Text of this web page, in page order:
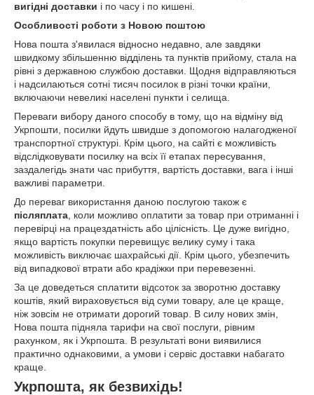
вигідні доставки і по часу і по кишені.
Особливості роботи з Новою поштою
Нова пошта з'явилася відносно недавно, але завдяки
швидкому збільшенню відділень та пунктів прийому, стала на
рівні з державною службою доставки. Щодня відправляються
і надсилаються сотні тисяч посилок в різні точки країни,
включаючи невеликі населені пункти і селища.
Переваги вибору даного способу в тому, що на відміну від
Укрпошти, посилки йдуть швидше з допомогою налагодженої
транспортної структурі. Крім цього, на сайті є можливість
відслідковувати посилку на всіх її етапах пересування,
заздалегідь знати час прибуття, вартість доставки, вага і інші
важливі параметри.
До переваг використання даною послугою також є
післяплата , коли можливо оплатити за товар при отриманні і
перевірці на працездатність або цілісність. Це дуже вигідно,
якщо вартість покупки перевищує велику суму і така
можливість виключає шахрайські дії. Крім цього, убезпечить
від випадкової втрати або крадіжки при перевезенні.
За це доведеться сплатити відсоток за зворотню доставку
коштів, який вираховується від суми товару, але це краще,
ніж зовсім не отримати дорогий товар. В силу нових змін,
Нова пошта підняла тарифи на свої послуги, рівним
рахунком, як і Укрпошта. В результаті вони виявилися
практично однаковими, а умови і сервіс доставки набагато
краще.
Укрпошта, як безвихідь!